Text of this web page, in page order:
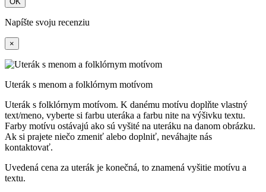
Napíšte svoju recenziu
×
Uterák s menom a folklórnym motívom
Uterák s folklórnym motívom. K danému motívu doplňte vlastný
text/meno, vyberte si farbu uteráka a farbu nite na výšivku textu.
Farby motívu ostávajú ako sú vyšité na uteráku na danom obrázku.
Ak si prajete niečo zmeniť alebo doplniť, neváhajte nás
kontaktovať.
Uvedená cena za uterák je konečná, to znamená vyšitie motívu a
textu.